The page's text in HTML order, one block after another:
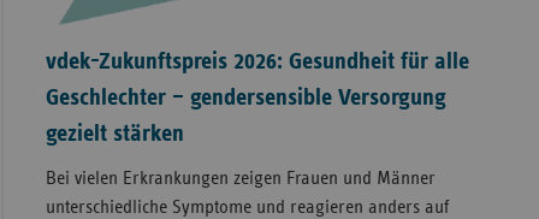
vdek-Zukunftspreis 2026: Gesundheit für alle
Geschlechter – gendersensible Versorgung
gezielt stärken
Bei vielen Erkrankungen zeigen Frauen und Männer
unterschiedliche Symptome und reagieren anders auf